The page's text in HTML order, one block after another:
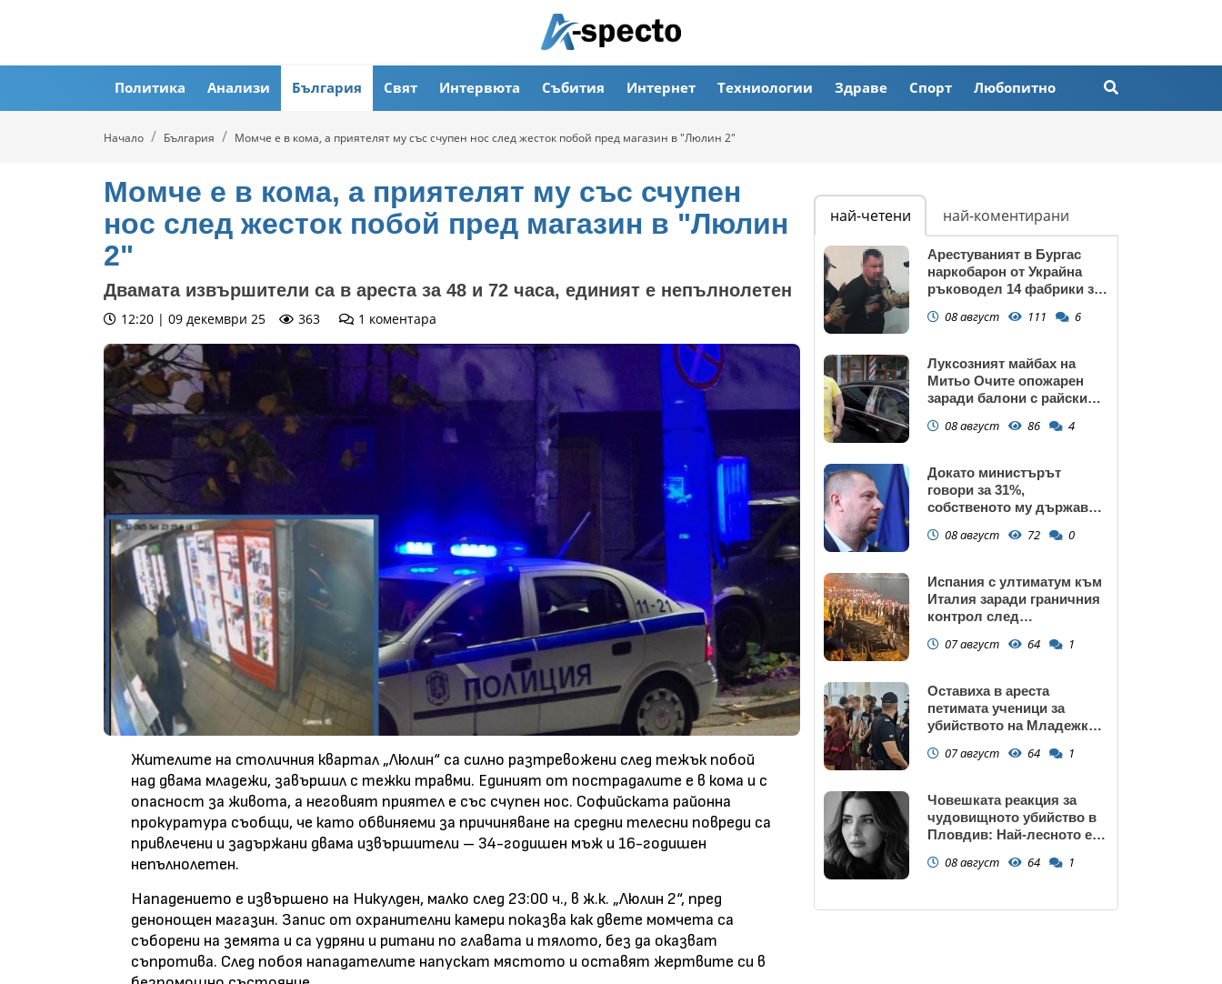
Политика Анализи България Свят Интервюта Събития Интернет Техниологии Здраве Спорт Любопитно
Начало България Момче е в кома, а приятелят му със счупен нос след жесток побой пред магазин в "Люлин 2"
Момче е в кома, а приятелят му със счупен
нос след жесток побой пред магазин в "Люлин
2"
Двамата извършители са в ареста за 48 и 72 часа, единият е непълнолетен
12:20 | 09 декември 25 363 1 коментара
Жителите на столичния квартал „Люлин“ са силно разтревожени след тежък побой
над двама младежи, завършил с тежки травми. Единият от пострадалите е в кома и с
опасност за живота, а неговият приятел е със счупен нос. Софийската районна
прокуратура съобщи, че като обвиняеми за причиняване на средни телесни повреди са
привлечени и задържани двама извършители – 34-годишен мъж и 16-годишен
непълнолетен.
Нападението е извършено на Никулден, малко след 23:00 ч., в ж.к. „Люлин 2“, пред
денонощен магазин. Запис от охранителни камери показва как двете момчета са
съборени на земята и са удряни и ритани по главата и тялото, без да оказват
съпротива. След побоя нападателите напускат мястото и оставят жертвите си в
най-четени най-коментирани
Арестуваният в Бургас
наркобарон от Украйна
ръководел 14 фабрики за
08 август 111 6
Луксозният майбах на
Митьо Очите опожарен
заради балони с райски
08 август 86 4
Докато министърът
говори за 31%,
собственото му държавно
крадецът вика дръжте
08 август 72 0
Испания с ултиматум към
Италия заради граничния
контрол след
07 август 64 1
Оставиха в ареста
петимата ученици за
убийството на Младежкия
час, гаврили се с него и го
07 август 64 1
Човешката реакция за
чудовищното убийство в
Пловдив: Най-лесното е
и да си кажем "Това са
08 август 64 1